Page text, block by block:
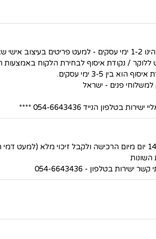
3-5 ימי עסקים.
הנייד 054-6643436 ****
השונות
בטלפון - 054-6643436